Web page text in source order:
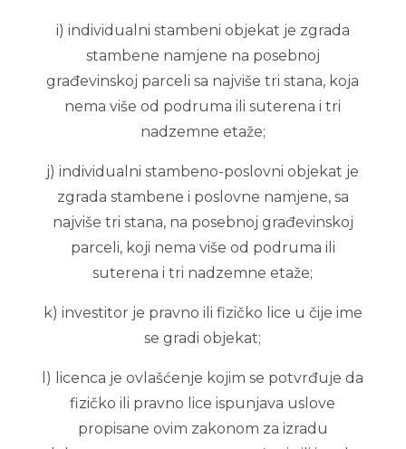
i) individualni stambeni objekat je zgrada
stambene namjene na posebnoj
građevinskoj parceli sa najviše tri stana, koja
nema više od podruma ili suterena i tri
nadzemne etaže;
j) individualni stambeno-poslovni objekat je
zgrada stambene i poslovne namjene, sa
najviše tri stana, na posebnoj građevinskoj
parceli, koji nema više od podruma ili
suterena i tri nadzemne etaže;
k) investitor je pravno ili fizičko lice u čije ime
se gradi objekat;
l) licenca je ovlašćenje kojim se potvrđuje da
fizičko ili pravno lice ispunjava uslove
propisane ovim zakonom za izradu